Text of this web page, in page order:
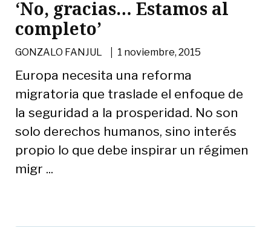
‘No, gracias… Estamos al
completo’
GONZALO FANJUL | 1 noviembre, 2015
Europa necesita una reforma
migratoria que traslade el enfoque de
la seguridad a la prosperidad. No son
solo derechos humanos, sino interés
propio lo que debe inspirar un régimen
migr ...